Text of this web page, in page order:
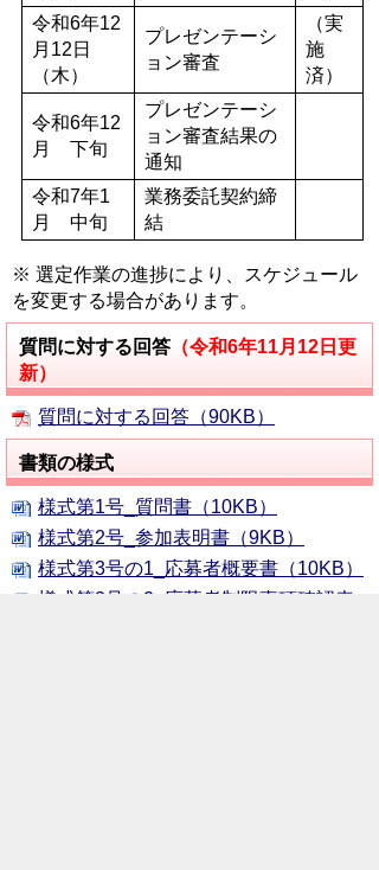
令和6年12
月12日
（木）
プレゼンテーシ
ョン審査
（実
施
済）
令和6年12
月 下旬
プレゼンテーシ
ョン審査結果の
通知
令和7年1
月 中旬
業務委託契約締
結
※ 選定作業の進捗により、スケジュール
を変更する場合があります。
質問に対する回答 （令和6年11月12日更
新）
質問に対する回答（90KB）
書類の様式
様式第1号_質問書（10KB）
様式第2号_参加表明書（9KB）
様式第3号の1_応募者概要書（10KB）
様式第3号の2_応募者制限事項確認表